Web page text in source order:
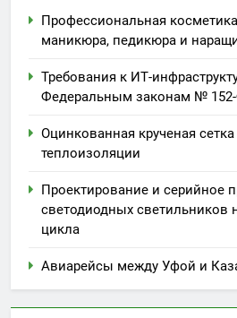
Профессиональная
маникюра, педикюра и
Требования к ИТ-
Федеральным законам №
Оцинкованная крученая
теплоизоляции
Проектирование и серийное
светодиодных светильников
цикла
Авиарейсы между Уфой и